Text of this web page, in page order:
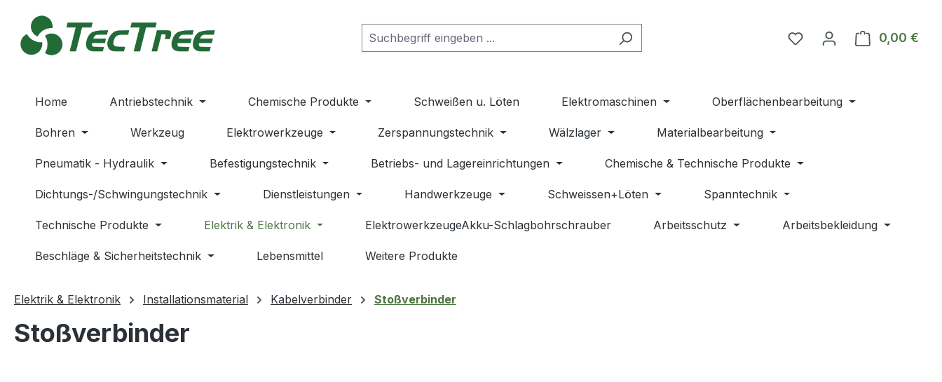
Hauptinhalt springen
Zur Suche springen
Zur Hauptnavigation springen
Du hast 0 Produkte auf
0,00 €
Home Antriebstechnik Chemische Produkte Schweißen u. Löten Elektromaschinen Oberflächenbearbeitung
Bohren Werkzeug Elektrowerkzeuge Zerspannungstechnik Wälzlager Materialbearbeitung
Pneumatik - Hydraulik Befestigungstechnik Betriebs- und Lagereinrichtungen Chemische & Technische Produkte
Dichtungs-/Schwingungstechnik Dienstleistungen Handwerkzeuge Schweissen+Löten Spanntechnik
Technische Produkte Elektrik & Elektronik ElektrowerkzeugeAkku-Schlagbohrschrauber Arbeitsschutz Arbeitsbekleidung
Beschläge & Sicherheitstechnik Lebensmittel Weitere Produkte
Elektrik & Elektronik Installationsmaterial Kabelverbinder Stoßverbinder
Stoßverbinder